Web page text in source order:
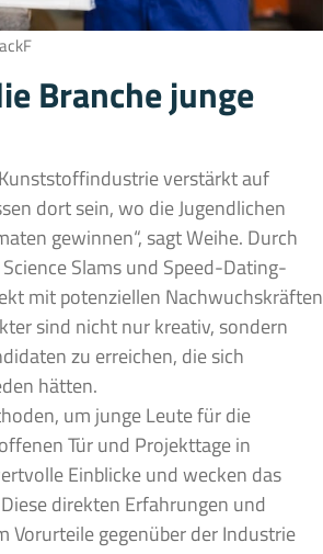
Branche junge
verstärkt auf
dort sein, wo die Jugendlichen
gewinnen“, sagt Weihe. Durch
Slams und Speed-Dating-
mit potenziellen Nachwuchskräften
sind nicht nur kreativ, sondern
zu erreichen, die sich
hätten.
um junge Leute für die
Tür und Projekttage in
Einblicke und wecken das
direkten Erfahrungen und
gegenüber der Industrie